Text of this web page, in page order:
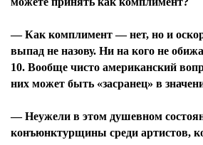
— Как комплимент — нет, но и
выпад не назову. Ни на кого не
10. Вообще чисто американский
них может быть «засранец» в
— Неужели в этом душевном
конъюнктурщины среди артистов,